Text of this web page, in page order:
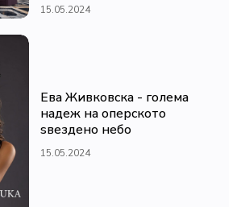
15.05.2024
Ева Живковска - голема
надеж на оперското
ѕвездено небо
15.05.2024